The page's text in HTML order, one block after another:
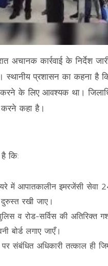
अचानक कार्रवाई के निर्देश
प्रशासन का कहना है
के लिए आवश्यक था।
करने कहा है।
कि:
में आपातकालीन इमरजेंसी सेवा
रखी जाए।
व रोड-सर्विस की अतिरिक्त
लगाए जाएँ।
संबंधित अधिकारी तत्काल ही